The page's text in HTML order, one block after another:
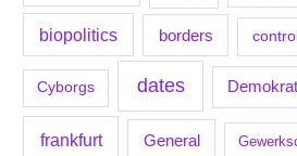
biopolitics borders
Cyborgs dates
frankfurt General